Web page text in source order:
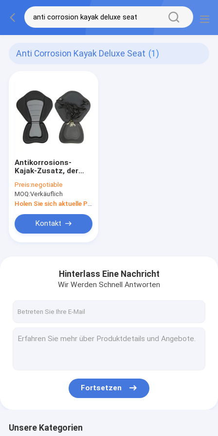
Anti Corrosion Kayak Deluxe Seat (1)
Antikorrosions-
Kajak-Zusatz, der
fischt
Preis:negotiable
MOQ:Verkäuflich
Kontakt
Hinterlass Eine Nachricht
Wir Werden Schnell Antworten
Fortsetzen
Unsere Kategorien